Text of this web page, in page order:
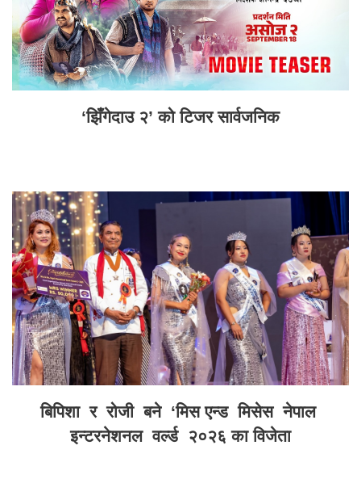
‘झिँगेदाउ २’ को टिजर सार्वजनिक
बिपिशा र रोजी बने ‘मिस एन्ड मिसेस नेपाल
इन्टरनेशनल वर्ल्ड २०२६ का विजेता